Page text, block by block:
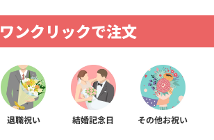
ワンクリックで注文
退職祝い 結婚記念日 その他お祝い